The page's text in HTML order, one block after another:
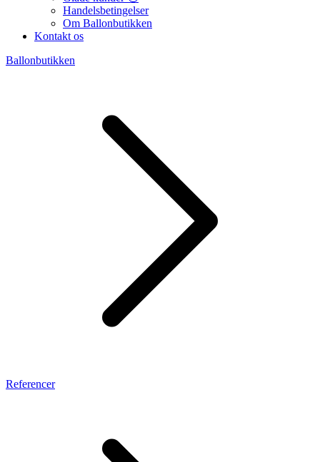
Handelsbetingelser
Om Ballonbutikken
Kontakt os
Ballonbutikken
Referencer